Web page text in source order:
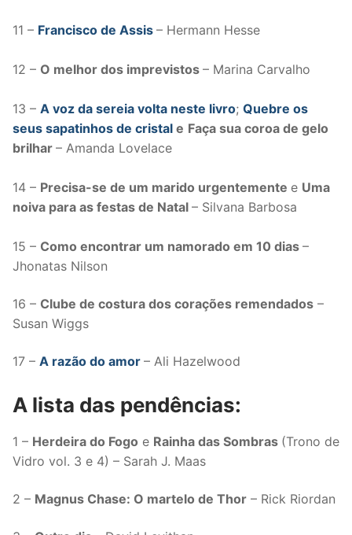
11 – Francisco de Assis – Hermann Hesse
12 – O melhor dos imprevistos – Marina Carvalho
13 – A voz da sereia volta neste livro; Quebre os
seus sapatinhos de cristal e Faça sua coroa de gelo
brilhar – Amanda Lovelace
14 – Precisa-se de um marido urgentemente e Uma
noiva para as festas de Natal – Silvana Barbosa
15 – Como encontrar um namorado em 10 dias –
Jhonatas Nilson
16 – Clube de costura dos corações remendados –
Susan Wiggs
17 – A razão do amor – Ali Hazelwood
A lista das pendências:
1 – Herdeira do Fogo e Rainha das Sombras (Trono de
Vidro vol. 3 e 4) – Sarah J. Maas
2 – Magnus Chase: O martelo de Thor – Rick Riordan